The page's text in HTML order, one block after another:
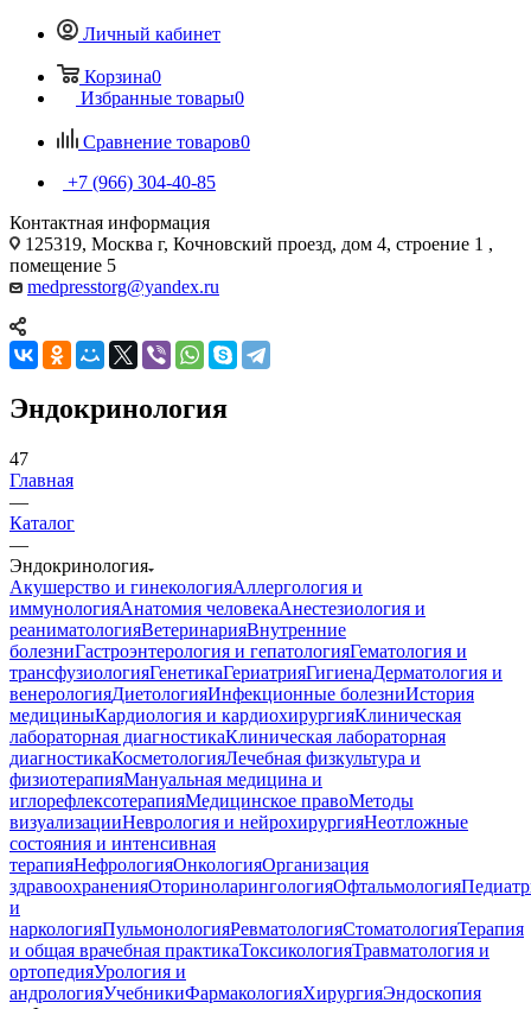
Личный кабинет
Корзина0
Избранные товары0
Сравнение товаров0
+7 (966) 304-40-85
Контактная информация
125319, Москва г, Кочновский проезд, дом 4, строение 1 ,
помещение 5
medpresstorg@yandex.ru
Эндокринология
47
Главная
—
Каталог
—
Эндокринология
Акушерство и гинекологияАллергология и
иммунологияАнатомия человекаАнестезиология и
реаниматологияВетеринарияВнутренние
болезниГастроэнтерология и гепатологияГематология и
трансфузиологияГенетикаГериатрияГигиенаДерматология и
венерологияДиетологияИнфекционные болезниИстория
медициныКардиология и кардиохирургияКлиническая
лабораторная диагностикаКлиническая лабораторная
диагностикаКосметологияЛечебная физкультура и
физиотерапияМануальная медицина и
иглорефлексотерапияМедицинское правоМетоды
визуализацииНеврология и нейрохирургияНеотложные
состояния и интенсивная
терапияНефрологияОнкологияОрганизация
здравоохраненияОториноларингологияОфтальмология
и
наркологияПульмонологияРевматологияСтоматологияТерапия
и общая врачебная практикаТоксикологияТравматология и
ортопедияУрология и
андрологияУчебникиФармакологияХирургияЭндоскопия